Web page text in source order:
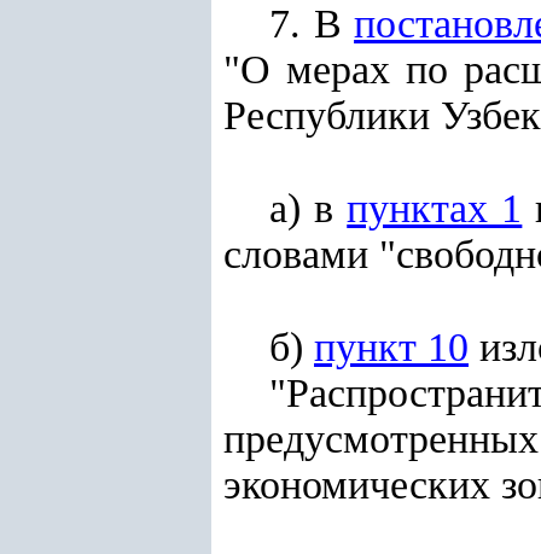
7. В
"О мерах по
Республики
а) впунктах 1
словами
б) пункт 10
экономических